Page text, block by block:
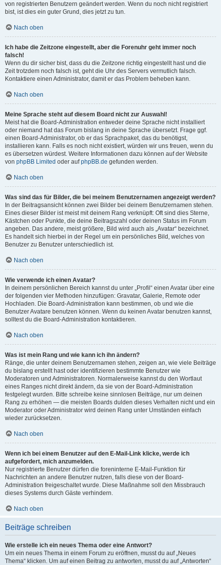
von registrierten Benutzern geändert werden. Wenn du noch nicht registriert
bist, ist dies ein guter Grund, dies jetzt zu tun.
Nach oben
Ich habe die Zeitzone eingestellt, aber die Forenuhr geht immer noch
falsch!
Wenn du dir sicher bist, dass du die Zeitzone richtig eingestellt hast und die
Zeit trotzdem noch falsch ist, geht die Uhr des Servers vermutlich falsch.
Kontaktiere einen Administrator, damit er das Problem beheben kann.
Nach oben
Meine Sprache steht auf diesem Board nicht zur Auswahl!
Meist hat die Board-Administration entweder deine Sprache nicht installiert
oder niemand hat das Forum bislang in deine Sprache übersetzt. Frage ggf.
einen Board-Administrator, ob er das Sprachpaket, das du benötigst,
installieren kann. Falls es noch nicht existiert, würden wir uns freuen, wenn du
es übersetzen würdest. Weitere Informationen dazu können auf der Website
von phpBB Limited oder aufphpBB.de gefunden werden.
Nach oben
Was sind das für Bilder, die bei meinem Benutzernamen angezeigt werden?
In der Beitragsansicht können zwei Bilder bei deinem Benutzernamen stehen.
Eines dieser Bilder ist meist mit deinem Rang verknüpft: Oft sind dies Sterne,
Kästchen oder Punkte, die deine Beitragszahl oder deinen Status im Forum
angeben. Das andere, meist größere, Bild wird auch als „Avatar“ bezeichnet.
Es handelt sich hierbei in der Regel um ein persönliches Bild, welches von
Benutzer zu Benutzer unterschiedlich ist.
Nach oben
Wie verwende ich einen Avatar?
In deinem persönlichen Bereich kannst du unter „Profil“ einen Avatar über eine
der folgenden vier Methoden hinzufügen: Gravatar, Galerie, Remote oder
Hochladen. Die Board-Administration kann bestimmen, ob und wie die
Benutzer Avatare benutzen können. Wenn du keinen Avatar benutzen kannst,
solltest du die Board-Administration kontaktieren.
Nach oben
Was ist mein Rang und wie kann ich ihn ändern?
Ränge, die unter deinem Benutzernamen stehen, zeigen an, wie viele Beiträge
du bislang erstellt hast oder identifizieren bestimmte Benutzer wie
Moderatoren und Administratoren. Normalerweise kannst du den Wortlaut
eines Ranges nicht direkt ändern, da sie von der Board-Administration
festgelegt wurden. Bitte schreibe keine sinnlosen Beiträge, nur um deinen
Rang zu erhöhen — die meisten Boards dulden dieses Verhalten nicht und ein
Moderator oder Administrator wird deinen Rang unter Umständen einfach
wieder zurücksetzen.
Nach oben
Wenn ich bei einem Benutzer auf den E-Mail-Link klicke, werde ich
aufgefordert, mich anzumelden.
Nur registrierte Benutzer dürfen die foreninterne E-Mail-Funktion für
Nachrichten an andere Benutzer nutzen, falls diese von der Board-
Administration freigeschaltet wurde. Diese Maßnahme soll den Missbrauch
dieses Systems durch Gäste verhindern.
Nach oben
Beiträge schreiben
Wie erstelle ich ein neues Thema oder eine Antwort?
Um ein neues Thema in einem Forum zu eröffnen, musst du auf „Neues
Thema“ klicken. Um auf einen Beitrag zu antworten, musst du auf „Antworten“